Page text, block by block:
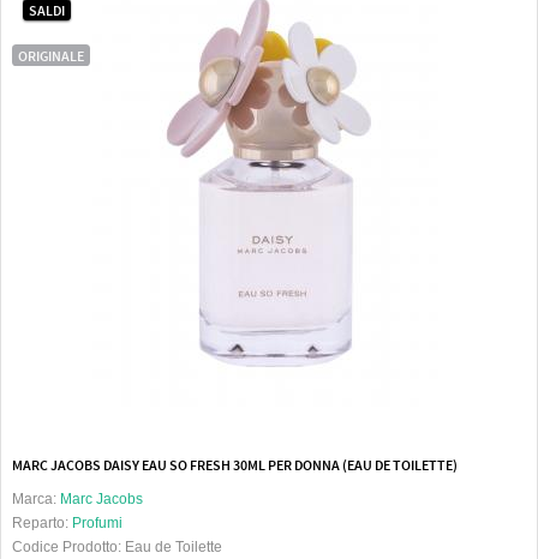
SALDI
ORIGINALE
MARC JACOBS DAISY EAU SO FRESH 30ML PER DONNA (EAU DE TOILETTE)
Marca: Marc Jacobs
Reparto: Profumi
Codice Prodotto: Eau de Toilette